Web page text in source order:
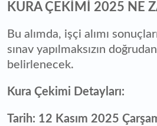
KURA ÇEKİMİ 2025 NE
Bu alımda, işçi alımı
sınav yapılmaksızın
belirlenecek.
Kura Çekimi Detayları:
Tarih: 12 Kasım 2025